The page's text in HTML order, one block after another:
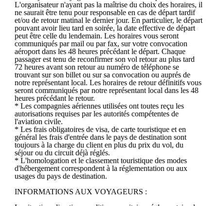
L'organisateur n'ayant pas la maîtrise du choix des horaires, il
ne saurait être tenu pour responsable en cas de départ tardif
et/ou de retour matinal le dernier jour. En particulier, le départ
pouvant avoir lieu tard en soirée, la date effective de départ
peut être celle du lendemain. Les horaires vous seront
communiqués par mail ou par fax, sur votre convocation
aéroport dans les 48 heures précédant le départ. Chaque
passager est tenu de reconfirmer son vol retour au plus tard
72 heures avant son retour au numéro de téléphone se
trouvant sur son billet ou sur sa convocation ou auprés de
notre représentant local. Les horaires de retour définitifs vous
seront communiqués par notre représentant local dans les 48
heures précédant le retour.
* Les compagnies aériennes utilisées ont toutes reçu les
autorisations requises par les autorités compétentes de
l'aviation civile.
* Les frais obligatoires de visa, de carte touristique et en
général les frais d'entrée dans le pays de destination sont
toujours à la charge du client en plus du prix du vol, du
séjour ou du circuit déjà réglés.
* L'homologation et le classement touristique des modes
d'hébergement correspondent à la réglementation ou aux
usages du pays de destination.
INFORMATIONS AUX VOYAGEURS :